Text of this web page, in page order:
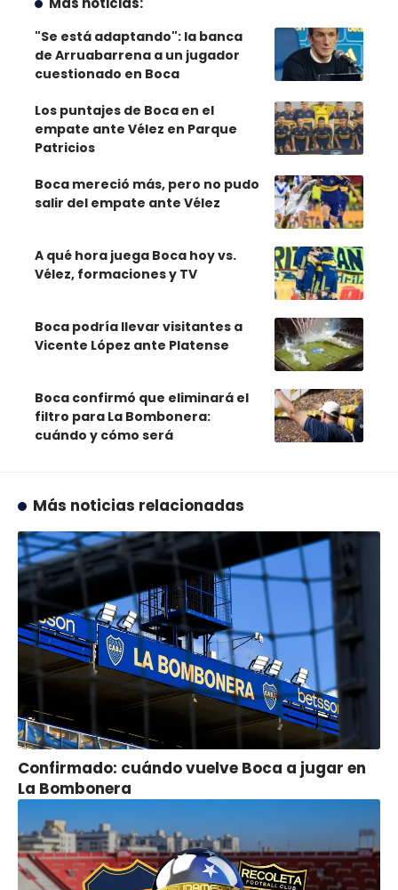
"Se está adaptando": la banca
de Arruabarrena a un jugador
cuestionado en Boca
Los puntajes de Boca en el
empate ante Vélez en Parque
Patricios
Boca mereció más, pero no pudo
salir del empate ante Vélez
A qué hora juega Boca hoy vs.
Vélez, formaciones y TV
Boca podría llevar visitantes a
Vicente López ante Platense
Boca confirmó que eliminará el
filtro para La Bombonera:
cuándo y cómo será
Más noticias relacionadas
Confirmado: cuándo vuelve Boca a jugar en
La Bombonera